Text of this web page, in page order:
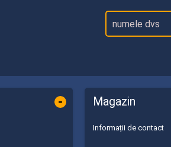
- Magazin
Informații de contact